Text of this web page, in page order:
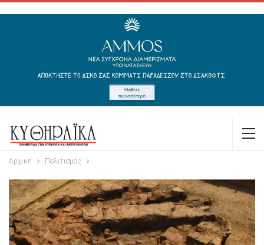
Αρχική Πολιτισμός